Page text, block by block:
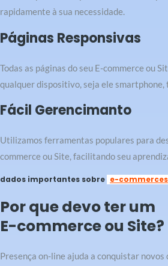
rapidamente à sua necessidade.
Páginas Responsivas
Todas as páginas do seu E-commerce ou
qualquer dispositivo, seja ele
Fácil Gerencimanto
Utilizamos ferramentas populares para
commerce ou Site, facilitando seu
dados importantes sobre e-
Por que devo ter um
E-commerce ou Site?
Presença on-line ajuda a conquistar